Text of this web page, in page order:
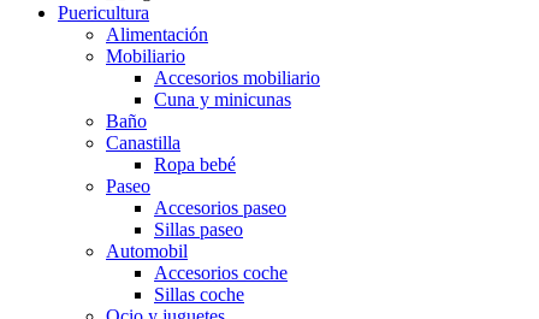
Puericultura
Alimentación
Mobiliario
Accesorios mobiliario
Cuna y minicunas
Baño
Canastilla
Ropa bebé
Paseo
Accesorios paseo
Sillas paseo
Automobil
Accesorios coche
Sillas coche